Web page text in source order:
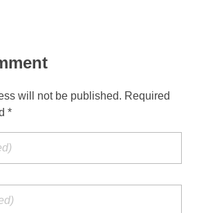
will not be published. Required
*